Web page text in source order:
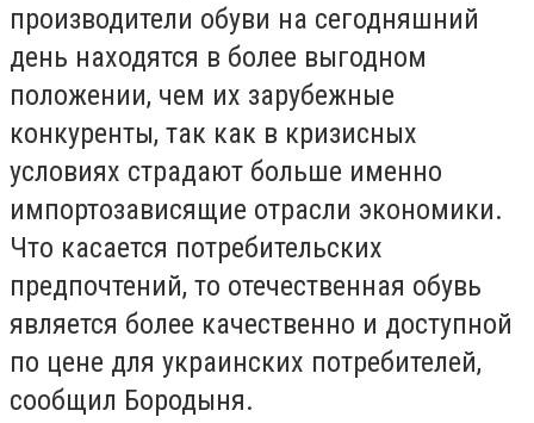
производители обуви на сегодняшний
день находятся в более выгодном
положении, чем их зарубежные
конкуренты, так как в кризисных
условиях страдают больше именно
импортозависящие отрасли экономики.
Что касается потребительских
предпочтений, то отечественная обувь
является более качественно и доступной
по цене для украинских потребителей,
сообщил Бородыня.